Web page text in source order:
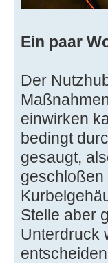
Ein paar
Der
einwirken
bedingt
gesaugt,
geschloßen
Stelle aber
Unterdruck